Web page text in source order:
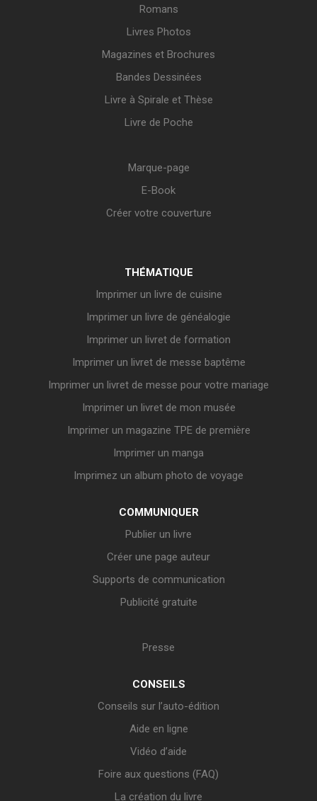
Romans
Livres Photos
Magazines et Brochures
Bandes Dessinées
Livre à Spirale et Thèse
Livre de Poche
Marque-page
E-Book
Créer votre couverture
THÉMATIQUE
Imprimer un livre de cuisine
Imprimer un livre de généalogie
Imprimer un livret de formation
Imprimer un livret de messe baptême
Imprimer un livret de messe pour votre mariage
Imprimer un livret de mon musée
Imprimer un magazine TPE de première
Imprimer un manga
Imprimez un album photo de voyage
COMMUNIQUER
Publier un livre
Créer une page auteur
Supports de communication
Publicité gratuite
Presse
CONSEILS
Conseils sur l’auto-édition
Aide en ligne
Vidéo d’aide
Foire aux questions (FAQ)
La création du livre